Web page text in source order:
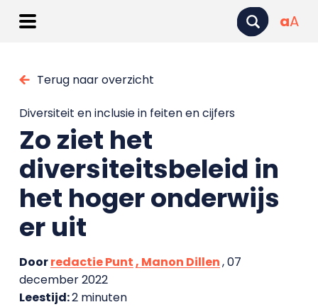
aA
Terug naar overzicht
Diversiteit en inclusie in feiten en cijfers
Zo ziet het
diversiteitsbeleid in
het hoger onderwijs
er uit
Doorredactie Punt, Manon Dillen, 07
december 2022
Leestijd:2 minuten